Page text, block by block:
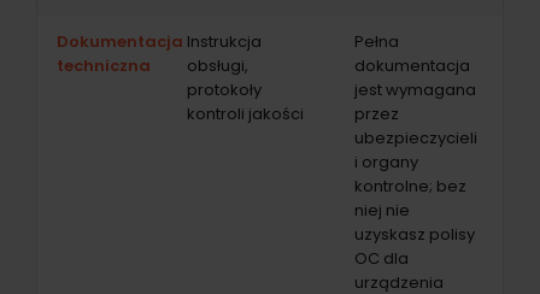
Dokumentacja
techniczna
Instrukcja
obsługi,
protokoły
kontroli jakości
Pełna
dokumentacja
jest wymagana
przez
ubezpieczycieli
i organy
kontrolne; bez
niej nie
uzyskasz polisy
OC dla
urządzenia